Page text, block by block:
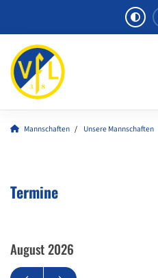
Mannschaften Unsere Mannschaften
Termine
August 2026